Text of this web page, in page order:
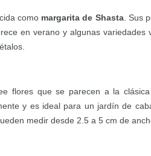
como margarita de Shasta. Sus
en verano y algunas variedades
flores que se parecen a la
y es ideal para un jardín de
medir desde 2.5 a 5 cm de